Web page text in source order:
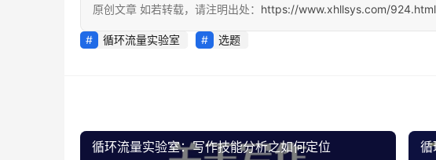
原创文章 如若转载，请注明出处： https://www.xhllsys.com/924.html
循环流量实验室 选题
循环流量实验室：写作技能分析之如何定位 循